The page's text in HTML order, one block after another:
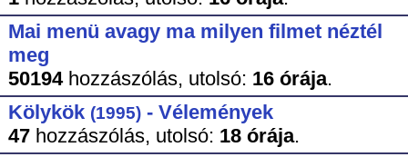
Mai menü avagy ma milyen filmet néztél
meg
50194hozzászólás, utolsó: 16 órája.
Kölykök (1995)- Vélemények
47hozzászólás, utolsó: 18 órája.